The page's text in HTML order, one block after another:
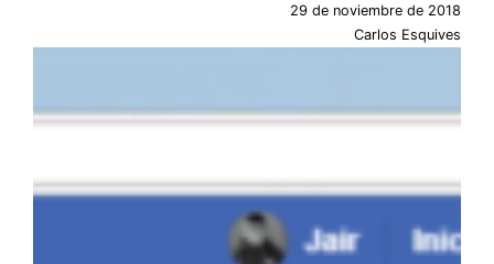
29 de noviembre de 2018
Carlos Esquives